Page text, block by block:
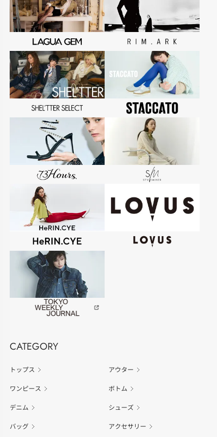
CATEGORY
トップス アウター
ワンピース ボトム
デニム シューズ
バッグ アクセサリー